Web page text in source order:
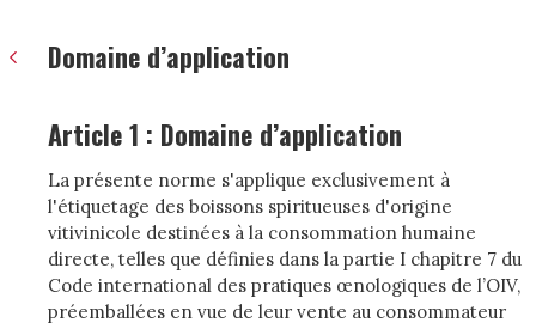
Domaine d’application
Article 1 : Domaine d’application
La présente norme s'applique exclusivement à
l'étiquetage des boissons spiritueuses d'origine
vitivinicole destinées à la consommation humaine
directe, telles que définies dans la partie I chapitre 7 du
Code international des pratiques œnologiques de l’OIV,
préemballées en vue de leur vente au consommateur